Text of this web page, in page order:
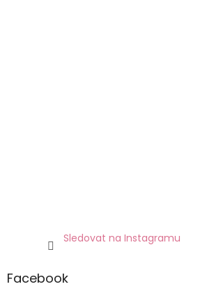
Sledovat na Instagramu
Facebook